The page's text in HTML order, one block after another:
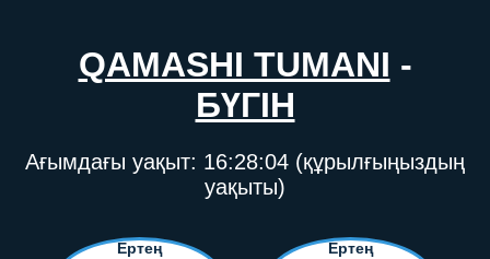
QAMASHI TUMANI -
БҮГІН
Ағымдағы уақыт: 16:28:04 (құрылғыңыздың
уақыты)
Ертең Ертең